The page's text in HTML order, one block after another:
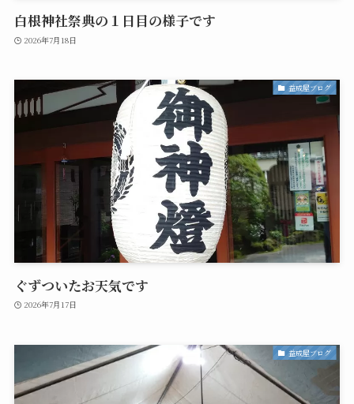
白根神社祭典の１日目の様子です
2026年7月18日
益成屋ブログ
ぐずついたお天気です
2026年7月17日
益成屋ブログ